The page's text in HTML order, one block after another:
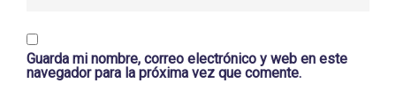
Guarda mi nombre, correo electrónico y web en este
navegador para la próxima vez que comente.